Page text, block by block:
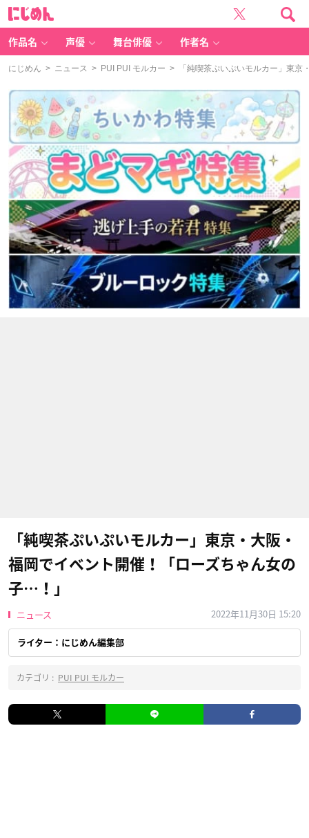
作品名 声優 舞台俳優 作者名
にじめん > ニュース > PUI PUI モルカー > 「純喫茶ぷいぷいモルカー」東京
「純喫茶ぷいぷいモルカー」東京・大阪・
福岡でイベント開催！「ローズちゃん女の
子…！」
ニュース 2022年11月30日 15:20
ライター：にじめん編集部
カテゴリ : PUI PUI モルカー